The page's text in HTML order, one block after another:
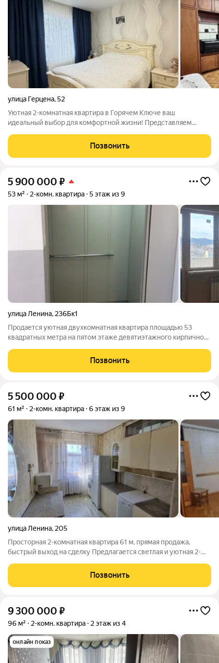
улица Герцена,52
Уютная 2-комнатная квартира в Горячем Ключе ваш
идеальный выбор для комфортной жизни! Представляем
м в микрорайоне Развилка отличное решение для большой
семьи или тех, кто ценит пространство и
Позвонить
5 900 000 ₽
53 м² 2-комн. квартира 5 этаж из 9
улица Ленина, 236Бк1
Продается уютная двухкомнатная квартира площадью 53
квадратных метра на пятом этаже девятиэтажного кирпичного
микрорайон Администрация, улица Ленина, дом 236Б, корпус 1.
Дом построен в 2020 году и
Позвонить
5 500 000 ₽
61 м² 2-комн. квартира 6 этаж из 9
улица Ленина, 205
Просторная 2-комнатная квартира 61 м, прямая продажа,
быстрый выход на сделку Предлагается светлая и уютная 2-
девятиэтажного дома. Отличный вариант как для комфортного
проживания, так и для выгодной
Позвонить
9 300 000 ₽
96 м² 2-комн. квартира 2 этаж из 4
онлайн показ